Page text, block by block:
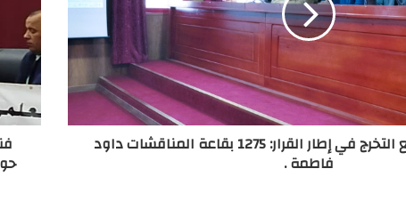
ورشة خاصة بمشاريع التخرج في إطار القرار: 1275 بقاعة المناقشات داود
فاطمة .